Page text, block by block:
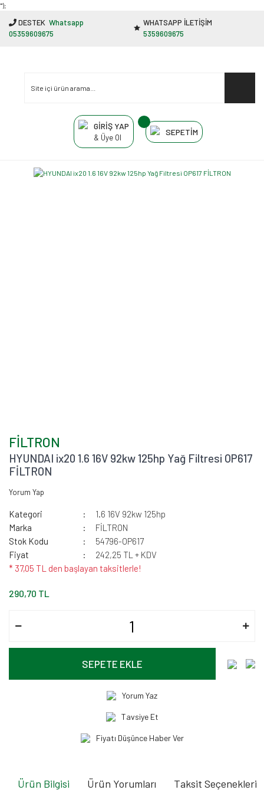
"');
DESTEK Whatsapp
05359609675
WHATSAPP İLETİŞİM
5359609675
GİRİŞ YAP
& Üye Ol
SEPETİM
FİLTRON
HYUNDAI ix20 1.6 16V 92kw 125hp Yağ Filtresi OP617
FİLTRON
Yorum Yap
Kategori
1.6 16V 92kw 125hp
Marka
FİLTRON
Stok Kodu
54796-OP617
Fiyat
242,25 TL + KDV
* 37,05 TL den başlayan taksitlerle!
290,70 TL
SEPETE EKLE
Yorum Yaz
Tavsiye Et
Fiyatı Düşünce Haber Ver
Ürün Bilgisi Ürün Yorumları Taksit Seçenekleri